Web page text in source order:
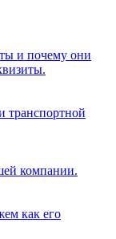
и почему они
транспортной
компании.
как его